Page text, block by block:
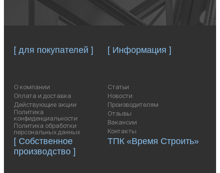
[ для покупателей ]
О компании
Оплата и доставка
Действующие акции
Политика
конфиденциальности
Политика обработки
персональных данных
[ Собственное
производство ]
[ Информация ]
Статьи
Новости
Производителям
Отзывы
Вакансии
Контакты
ТПК «Время Строить»